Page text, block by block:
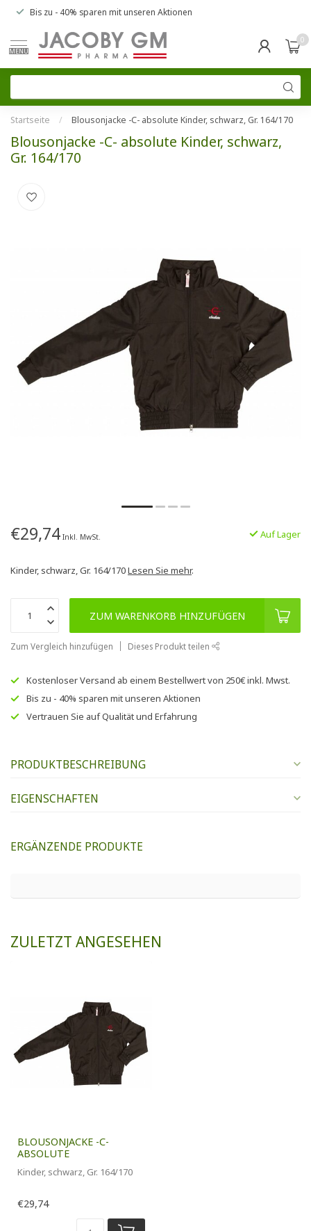
Bis zu - 40% sparen mit unseren Aktionen
MENU
0
Startseite / Blousonjacke -C- absolute Kinder, schwarz, Gr. 164/170
Blousonjacke -C- absolute Kinder, schwarz,
Gr. 164/170
€29,74 Inkl. MwSt. Auf Lager
Kinder, schwarz, Gr. 164/170Lesen Sie mehr.
ZUM WARENKORB HINZUFÜGEN
Zum Vergleich hinzufügen Dieses Produkt teilen
Kostenloser Versand ab einem Bestellwert von 250€inkl. Mwst.
Bis zu - 40% sparen mit unseren Aktionen
Vertrauen Sie aufQualität und Erfahrung
PRODUKTBESCHREIBUNG
EIGENSCHAFTEN
ERGÄNZENDE PRODUKTE
ZULETZT ANGESEHEN
BLOUSONJACKE -C-
ABSOLUTE
Kinder, schwarz, Gr. 164/170
€29,74